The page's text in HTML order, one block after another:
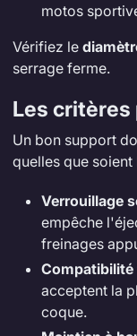
motos
Vérifiez le
serrage ferme.
Les critères
Un bon support
quelles que
Verrouillage
empêche
freinages
Compatibilité
acceptent la
coque.